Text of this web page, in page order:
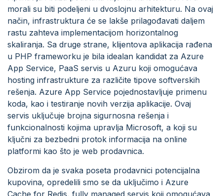
morali su biti podeljeni u dvoslojnu arhitekturu. Na ovaj
način, infrastruktura će se lakše prilagođavati daljem
rastu zahteva implementacijom horizontalnog
skaliranja. Sa druge strane, klijentova aplikacija rađena
u PHP frameworku je bila idealan kandidat za Azure
App Service, PaaS servis u Azuru koji omogućava
hosting infrastrukture za različite tipove softverskih
rešenja. Azure App Service pojednostavljuje primenu
koda, kao i testiranje novih verzija aplikacije. Ovaj
servis uključuje brojna sigurnosna rešenja i
funkcionalnosti kojima upravlja Microsoft, a koji su
ključni za bezbedni protok informacija na online
platformi kao što je web prodavnica.
Obzirom da je svaka poseta prodavnici potencijalna
kupovina, opredelili smo se da uključimo i Azure
Cache for Redis, fully managed servis koji omogućava